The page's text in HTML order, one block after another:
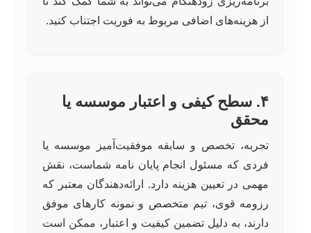
از هزینه‌های اضافی مربوط به فوریت اجتناب کنید.
۴. سطح کیفی و اعتبار موسسه یا
محقق
تجربه، تخصص و سابقه موفقیت‌آمیز موسسه یا
فردی که مسئول انجام پایان نامه شماست، نقش
مهمی در تعیین هزینه دارد. ارائه‌دهندگان معتبر که
رزومه قوی، تیم متخصص و نمونه کارهای موفق
دارند، به دلیل تضمین کیفیت و اعتبار، ممکن است